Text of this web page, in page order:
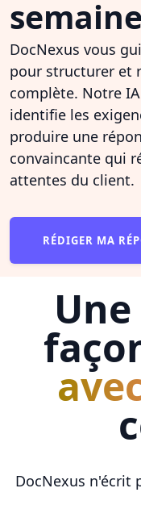
semaine
DocNexus vous
pour structurer et
complète. Notre
identifie les
produire une
convaincante qui
attentes du client.
RÉDIGER MA
DocNexus n'écrit